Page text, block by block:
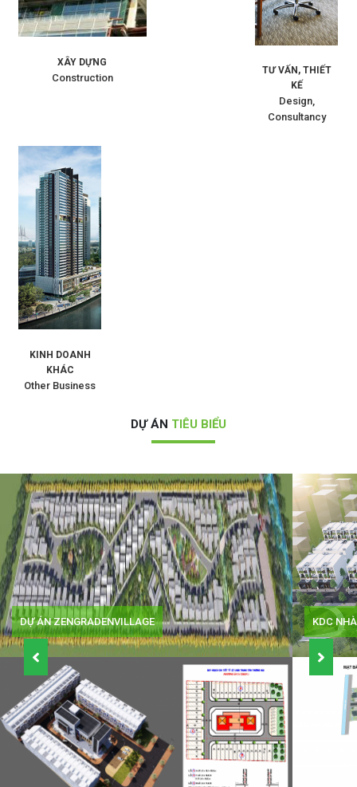
XÂY DỰNG
Construction
TƯ VẤN, THIẾT
KẾ
Design,
Consultancy
KINH DOANH
KHÁC
Other Business
DỰ ÁN TIÊU BIỂU
KDC NHÀ PHỐ PHÚ MỸ